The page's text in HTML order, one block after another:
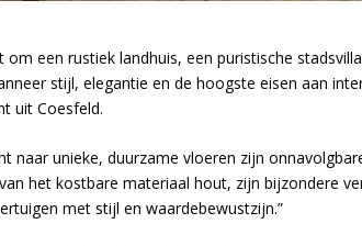
om een rustiek landhuis, een puristische
stijl, elegantie en de hoogste eisen aan
uit Coesfeld.
naar unieke, duurzame vloeren zijn
het kostbare materiaal hout, zijn bijzondere
met stijl en waardebewustzijn.”